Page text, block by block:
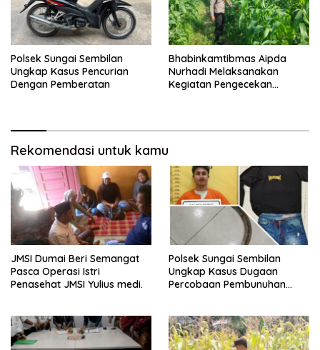
Polsek Sungai Sembilan
Ungkap Kasus Pencurian
Dengan Pemberatan
Bhabinkamtibmas Aipda
Nurhadi Melaksanakan
Kegiatan Pengecekan
Rekomendasi untuk kamu
JMSI Dumai Beri Semangat
Pasca Operasi Istri
Penasehat JMSI Yulius medi.
Polsek Sungai Sembilan
Ungkap Kasus Dugaan
Percobaan Pembunuhan